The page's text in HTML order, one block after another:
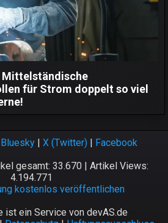
Mittelständische
für Strom doppelt so viel
Bluesky| X (Twitter)| Facebook
gesamt: 33.670 | Artikel Views:
4.194.771
kostenlos veröffentlichen
ist ein Service von devAS.de